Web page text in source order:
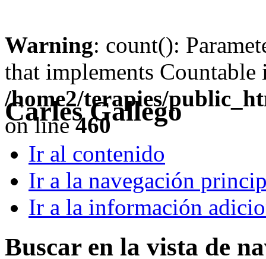
Warning: count():
that implements Countable
/home2/terapies/
on line460
Carles Gallego
Ir al contenido
Ir a la navegación
Ir a la información
Buscar en la vista de